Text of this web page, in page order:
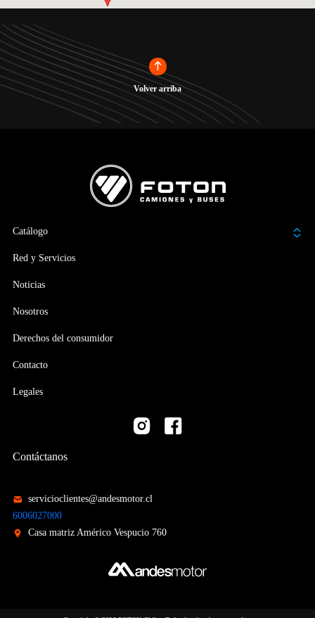
Volver arriba
Catálogo
Red y Servicios
Noticias
Nosotros
Derechos del consumidor
Contacto
Legales
Contáctanos
servicioclientes@andesmotor.cl
6006027000
Casa matriz Américo Vespucio 760